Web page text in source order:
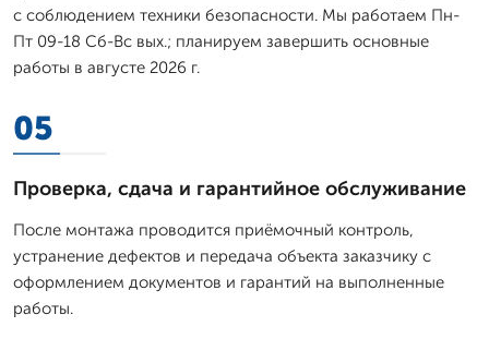
с соблюдением техники безопасности. Мы работаем Пн-
Пт 09-18 Сб-Вс вых.; планируем завершить основные
работы в августе 2026 г.
05
Проверка, сдача и гарантийное обслуживание
После монтажа проводится приёмочный контроль,
устранение дефектов и передача объекта заказчику с
оформлением документов и гарантий на выполненные
работы.